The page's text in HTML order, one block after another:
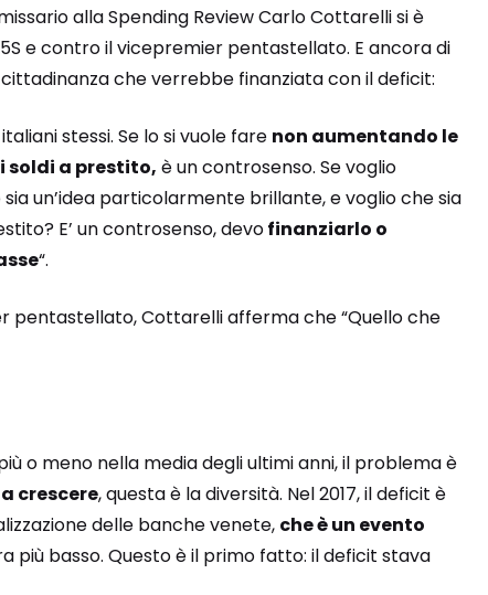
alla Spending Review Carlo Cottarelli si è
e contro il vicepremier pentastellato. E ancora di
che verrebbe finanziata con il deficit:
stessi. Se lo si vuole fare non aumentando le
soldi a prestito, è un controsenso. Se voglio
un’idea particolarmente brillante, e voglio che sia
E’ un controsenso, devofinanziarlo o
“.
Cottarelli afferma che “Quello che
o meno nella media degli ultimi anni, il problema è
crescere, questa è la diversità. Nel 2017, il deficit è
delle banche venete, che è un evento
più basso. Questo è il primo fatto: il deficit stava